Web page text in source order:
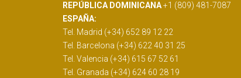
REPÚBLICA DOMINICANA+1 (809) 481-7087
ESPAÑA:
Tel. Madrid (+34) 652 89 12 22
Tel. Barcelona (+34) 622 40 31 25
Tel. Valencia (+34) 615 67 52 61
Tel. Granada (+34) 624 60 28 19